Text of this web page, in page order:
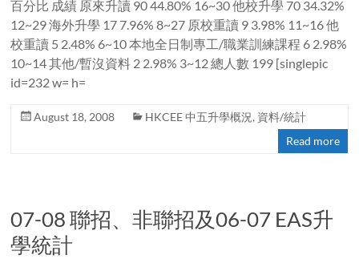
百分比 成績 原來升讀 90 44.80% 16~30 他校升學 70 34.32%
12~29 海外升學 17 7.96% 8~27 原校重讀 9 3.98% 11~16 他
校重讀 5 2.48% 6~10 本地全日制專工/職業訓練課程 6 2.98%
10~14 其他/暫沒資料 2 2.98% 3~12 總人數 199 [singlepic
id=232 w= h=
August 18, 2008 HKCEE 中五升學概況, 資料/統計
Read more
07-08 聯招、非聯招及06-07 EAS升
學統計